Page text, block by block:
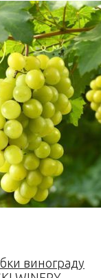
винограду